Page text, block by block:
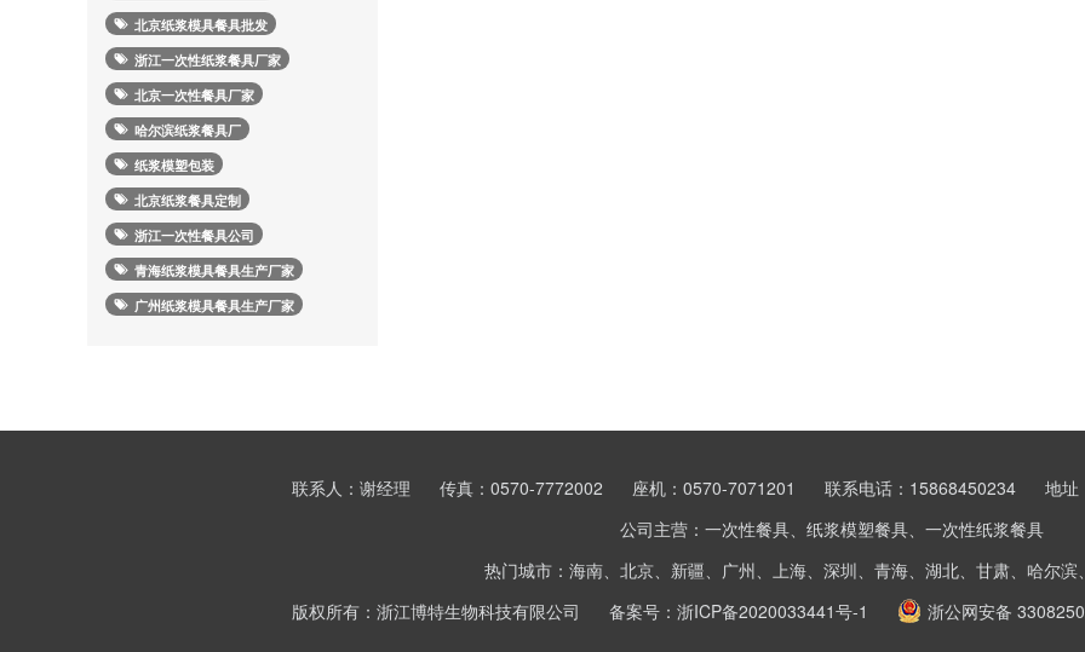
北京纸浆模具餐具批发
浙江一次性纸浆餐具厂家
北京一次性餐具厂家
哈尔滨纸浆餐具厂
纸浆模塑包装
北京纸浆餐具定制
浙江一次性餐具公司
青海纸浆模具餐具生产厂家
广州纸浆模具餐具生产厂家
联系人：谢经理 传真：0570-7772002 座机：0570-7071201 联系电话：15868450234
地址
公司主营：一次性餐具、纸浆模塑餐具、一次性纸浆餐具
热门城市：海南、北京、新疆、广州、上海、深圳、青海、湖北、甘肃、哈尔滨
版权所有：浙江博特生物科技有限公司
备案号： 浙ICP备2020033441号-1 浙公网安备